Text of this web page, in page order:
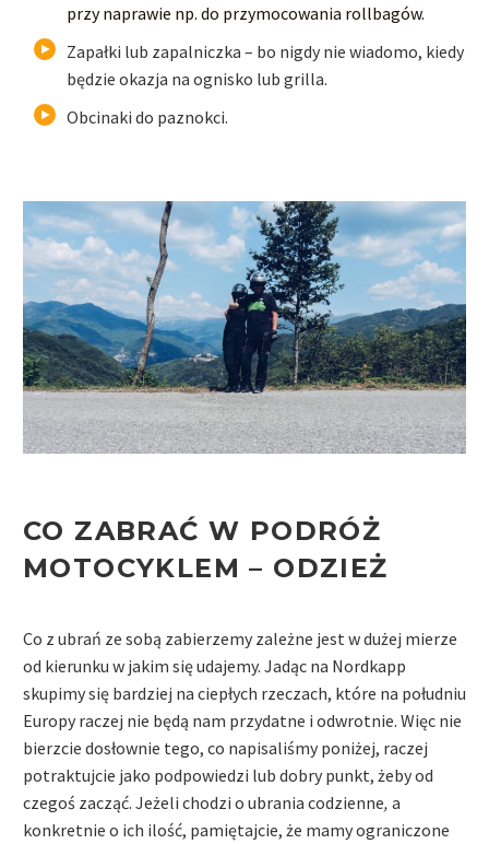
przy naprawie np. do przymocowania rollbagów.
Zapałki lub zapalniczka – bo nigdy nie wiadomo, kiedy
będzie okazja na ognisko lub grilla.
Obcinaki do paznokci.
CO ZABRAĆ W PODRÓŻ
MOTOCYKLEM – ODZIEŻ
Co z ubrań ze sobą zabierzemy zależne jest w dużej mierze
od kierunku w jakim się udajemy. Jadąc na Nordkapp
skupimy się bardziej na ciepłych rzeczach, które na południu
Europy raczej nie będą nam przydatne i odwrotnie. Więc nie
bierzcie dosłownie tego, co napisaliśmy poniżej, raczej
potraktujcie jako podpowiedzi lub dobry punkt, żeby od
czegoś zacząć. Jeżeli chodzi o ubrania codzienne, a
konkretnie o ich ilość, pamiętajcie, że mamy ograniczone